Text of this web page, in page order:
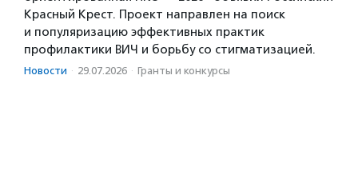
Красный Крест. Проект направлен на поиск
и популяризацию эффективных практик
профилактики ВИЧ и борьбу со стигматизацией.
Новости · 29.07.2026 · Гранты и конкурсы